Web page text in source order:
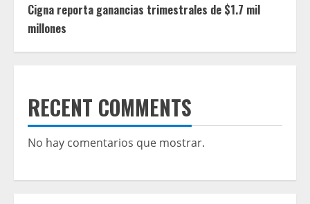
Cigna reporta ganancias trimestrales de $1.7 mil
millones
RECENT COMMENTS
No hay comentarios que mostrar.